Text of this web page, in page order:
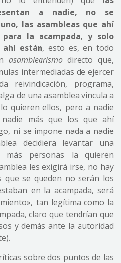
a nadie, no se
las asambleas que ahí
la acampada, y solo
ahí están, esto es, en todo
asamblearismodirecto que,
intermediadas de ejercer
reivindicación, programa,
de una asamblea vincula a
quieren ellos, pero a nadie
más que los que ahí
ni se impone nada a nadie
decidiera levantar una
personas la quieren
les exigirá irse, no hay
que se queden no serán los
en la acampada, será
tan legítima como la
claro que tendrían que
y demás ante la autoridad
sobre dos puntos de las